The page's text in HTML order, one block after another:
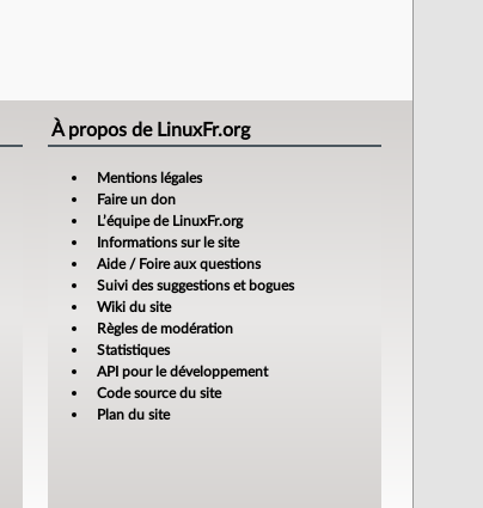
À propos de LinuxFr.org
Mentions légales
Faire un don
L’équipe de LinuxFr.org
Informations sur le site
Aide / Foire aux questions
Suivi des suggestions et bogues
Wiki du site
Règles de modération
Statistiques
API pour le développement
Code source du site
Plan du site